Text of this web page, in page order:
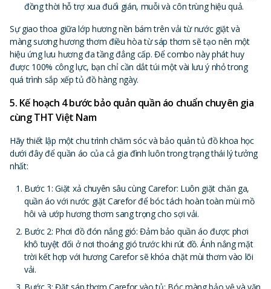
đồng thời hỗ trợ xua đuổi gián, muỗi và côn trùng hiệu quả.
Sự giao thoa giữa lớp hương nền bám trên vải từ nước giặt và
màng sương hương thơm điều hòa từ sáp thơm sẽ tạo nên một
hiệu ứng lưu hương đa tầng đẳng cấp. Để combo này phát huy
được 100% công lực, bạn chỉ cần dắt túi một vài lưu ý nhỏ trong
quá trình sắp xếp tủ đồ hàng ngày.
5. Kế hoạch 4 bước bảo quản quần áo chuẩn chuyên gia
cùng THT Việt Nam
Hãy thiết lập một chu trình chăm sóc và bảo quản tủ đồ khoa học
dưới đây để quần áo của cả gia đình luôn trong trạng thái lý tưởng
nhất:
Bước 1: Giặt xả chuyên sâu cùng Carefor: Luôn giặt chăn ga,
quần áo với nước giặt Carefor để bóc tách hoàn toàn mùi mồ
hôi và ướp hương thơm sang trọng cho sợi vải.
Bước 2: Phơi đồ đón nắng gió: Đảm bảo quần áo được phơi
khô tuyệt đối ở nơi thoáng gió trước khi rút đồ. Ánh nắng mặt
trời kết hợp với hương Carefor sẽ khóa chặt mùi thơm vào lõi
vải.